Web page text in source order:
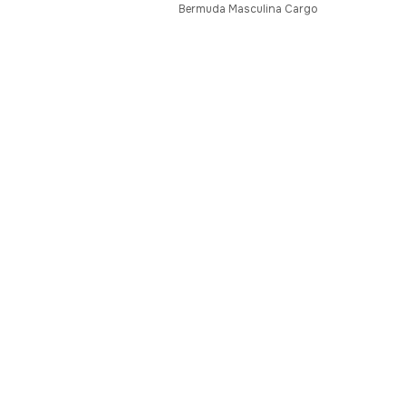
Bermuda Masculina Cargo